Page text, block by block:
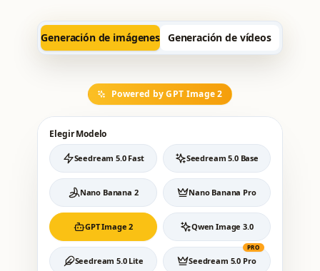
Generación de imágenes Generación de vídeos
Powered by GPT Image 2
Elegir Modelo
Seedream 5.0 Fast Seedream 5.0 Base
Nano Banana 2 Nano Banana Pro
GPT Image 2 Qwen Image 3.0
Seedream 5.0 Lite Seedream 5.0 Pro
PRO